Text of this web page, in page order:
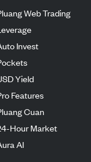
Web Trading
Invest
Yield
Features
Cuan
Hour Market
AI